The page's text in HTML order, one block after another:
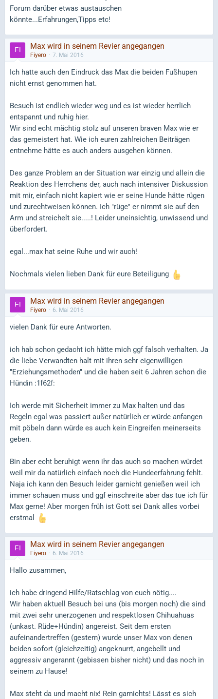
Forum darüber etwas austauschen
könnte...Erfahrungen,Tipps etc!
Max wird in seinem Revier angegangen
Fiyero 7. Mai 2016
Ich hatte auch den Eindruck das Max die beiden Fußhupen
nicht ernst genommen hat.
Besuch ist endlich wieder weg und es ist wieder herrlich
entspannt und ruhig hier.
Wir sind echt mächtig stolz auf unseren braven Max wie er
das gemeistert hat. Wie ich euren zahlreichen Beiträgen
entnehme hätte es auch anders ausgehen können.
Des ganze Problem an der Situation war einzig und allein die
Reaktion des Herrchens der, auch nach intensiver Diskussion
mit mir, einfach nicht kapiert wie er seine Hunde hätte rügen
und zurechtweisen können. Ich "rüge" er nimmt sie auf den
Arm und streichelt sie.....! Leider uneinsichtig, unwissend und
überfordert.
egal...max hat seine Ruhe und wir auch!
Nochmals vielen lieben Dank für eure Beteiligung
Max wird in seinem Revier angegangen
Fiyero 6. Mai 2016
vielen Dank für eure Antworten.
ich hab schon gedacht ich hätte mich ggf falsch verhalten. Ja
die liebe Verwandten halt mit ihren sehr eigenwilligen
"Erziehungsmethoden" und die haben seit 6 Jahren schon die
Hündin :1f62f:
Ich werde mit Sicherheit immer zu Max halten und das
Regeln egal was passiert außer natürlich er würde anfangen
mit pöbeln dann würde es auch kein Eingreifen meinerseits
geben.
Bin aber echt beruhigt wenn ihr das auch so machen würdet
weil mir da natürlich einfach noch die Hundeerfahrung fehlt.
Naja ich kann den Besuch leider garnicht genießen weil ich
immer schauen muss und ggf einschreite aber das tue ich für
Max gerne! Aber morgen früh ist Gott sei Dank alles vorbei
erstmal
Max wird in seinem Revier angegangen
Fiyero 6. Mai 2016
Hallo zusammen,
ich habe dringend Hilfe/Ratschlag von euch nötig....
Wir haben aktuell Besuch bei uns (bis morgen noch) die sind
mit zwei sehr unerzogenen und respektlosen Chihuahuas
(unkast. Rüde+Hündin) angereist. Seit dem ersten
aufeinandertreffen (gestern) wurde unser Max von denen
beiden sofort (gleichzeitig) angeknurrt, angebellt und
aggressiv angerannt (gebissen bisher nicht) und das noch in
seinem zu Hause!
Max steht da und macht nix! Rein garnichts! Lässt es sich